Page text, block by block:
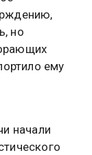
но
ему
начали